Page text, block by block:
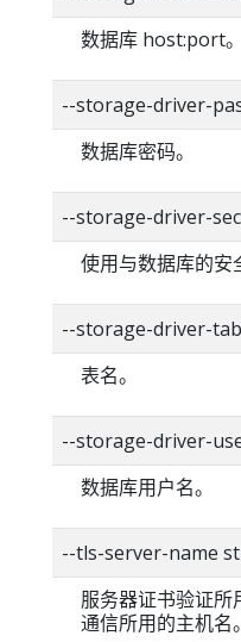
数据库 host:port。
--storage-driver-
数据库密码。
--storage-driver-
使用与数据库的安
--storage-driver-
表名。
--storage-driver-
数据库用户名。
--tls-server-name
服务器证书验证
通信所用的主机名。